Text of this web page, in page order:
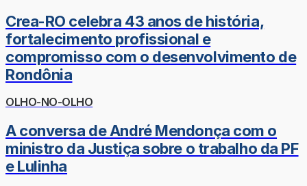
Crea-RO celebra 43 anos de história,
fortalecimento profissional e
compromisso com o desenvolvimento de
Rondônia
OLHO-NO-OLHO
A conversa de André Mendonça com o
ministro da Justiça sobre o trabalho da PF
e Lulinha